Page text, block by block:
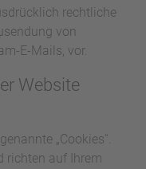
rechtliche
von
E-Mails, vor.
Website
„Cookies“.
richten auf Ihrem